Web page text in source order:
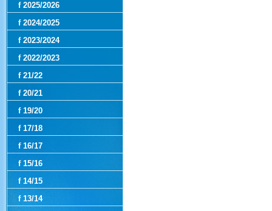
f 2025/2026
f 2024/2025
f 2023/2024
f 2022/2023
f 21/22
f 20/21
f 19/20
f 17/18
f 16/17
f 15/16
f 14/15
f 13/14